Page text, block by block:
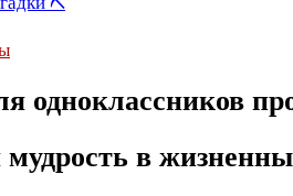
одноклассников
в